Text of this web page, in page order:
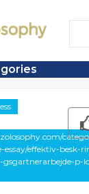
essay/effektiv-besk-
p-